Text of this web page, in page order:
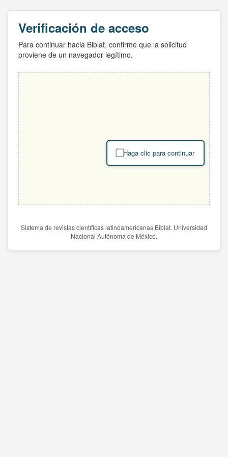
Verificación de acceso
Para continuar hacia Biblat, confirme que la solicitud
proviene de un navegador legítimo.
Haga clic para continuar
Sistema de revistas científicas latinoamericanas Biblat. Universidad
Nacional Autónoma de México.